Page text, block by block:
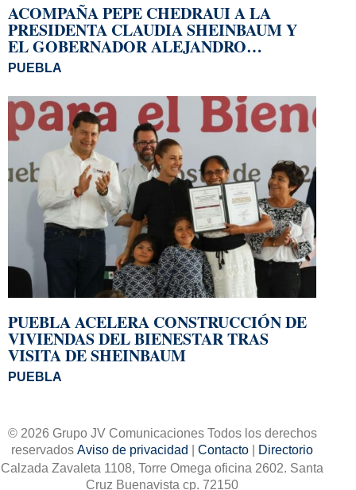
ACOMPAÑA PEPE CHEDRAUI A LA
PRESIDENTA CLAUDIA SHEINBAUM Y
EL GOBERNADOR ALEJANDRO
ARMENTA A LA ENTREGA DE
VIVIENDAS EN LOMAS DE SAN MIGUEL
PUEBLA
PUEBLA ACELERA CONSTRUCCIÓN DE
VIVIENDAS DEL BIENESTAR TRAS
VISITA DE SHEINBAUM
PUEBLA
© 2026 Grupo JV Comunicaciones Todos los derechos
reservados Aviso de privacidad Contacto
Directorio
Calzada Zavaleta 1108, Torre Omega oficina 2602. Santa
Cruz Buenavista cp. 72150